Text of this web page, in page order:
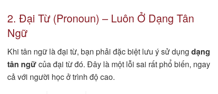
2. Đại Từ (Pronoun) – Luôn Ở Dạng Tân
Ngữ
Khi tân ngữ là đại từ, bạn phải đặc biệt lưu ý sử dụng dạng
tân ngữcủa đại từ đó. Đây là một lỗi sai rất phổ biến, ngay
cả với người học ở trình độ cao.